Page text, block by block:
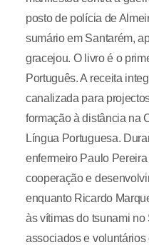
posto de polícia de
sumário em Santarém,
gracejou. O livro é o
Português. A receita
canalizada para
formação à distância na
Língua Portuguesa.
enfermeiro Paulo
cooperação e
enquanto Ricardo
às vítimas do tsunami
associados e